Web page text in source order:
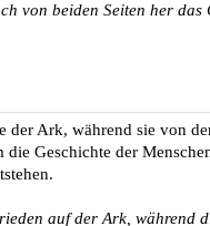
von beiden Seiten her das
der Ark, während sie von
Geschichte der
auf der Ark, während